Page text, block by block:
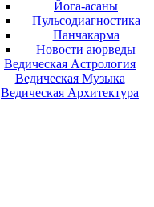
Йога-асаны
Пульсодиагностика
Панчакарма
Новости аюрведы
Ведическая Астрология
Ведическая Музыка
Ведическая Архитектура